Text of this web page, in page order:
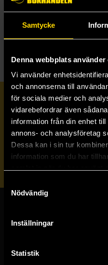
Samtycke
Denna webbplats använder
Vi använder
och annonserna till
för sociala medier och
vidarebefordrar även
information från din enhet
annons- och analysföretag
Dessa kan i sin tur
information som du har
Nödvändig
Inställningar
Statistik
SAMLINGSVOLYM
TECKNA
Prenumerera
Butiker & kundtjänst
Västerlånggatan 48